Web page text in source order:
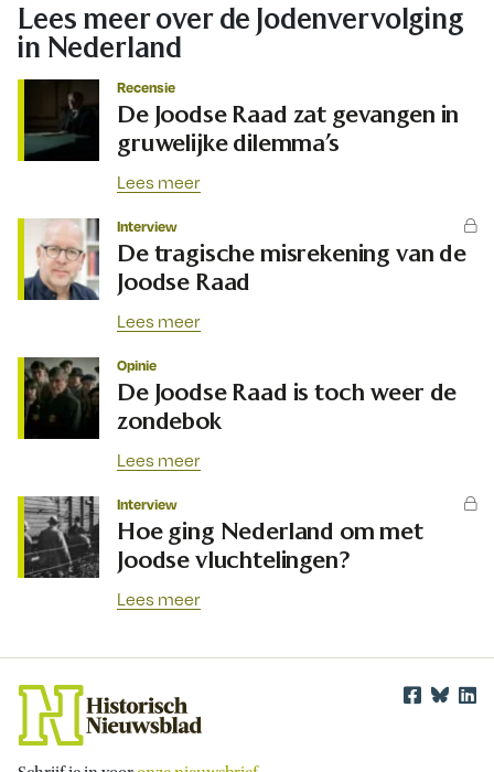
Lees meer over de Jodenvervolging
in Nederland
Recensie
De Joodse Raad zat gevangen in
gruwelijke dilemma’s
Lees meer
Interview
De tragische misrekening van de
Joodse Raad
Lees meer
Opinie
De Joodse Raad is toch weer de
zondebok
Lees meer
Interview
Hoe ging Nederland om met
Joodse vluchtelingen?
Lees meer